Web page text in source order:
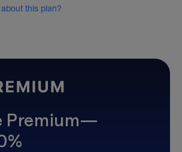
this plan?
Premium—